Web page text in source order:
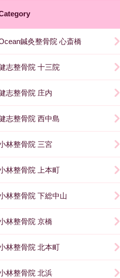
鍼灸整骨院 心斎橋
志整骨院 十三院
志整骨院 庄内
志整骨院 西中島
林整骨院 三宮
林整骨院 上本町
林整骨院 下総中山
林整骨院 京橋
林整骨院 北本町
林整骨院 北浜